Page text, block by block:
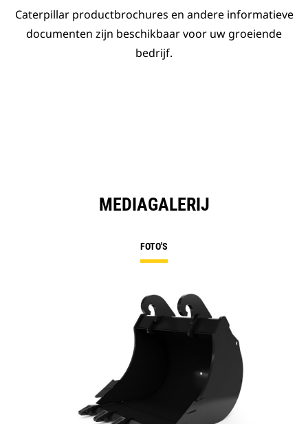
Caterpillar productbrochures en andere informatieve
documenten zijn beschikbaar voor uw groeiende
bedrijf.
MEDIAGALERIJ
FOTO'S